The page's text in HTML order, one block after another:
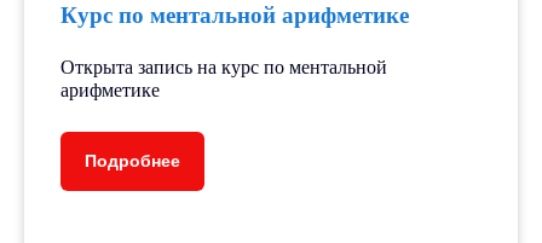
Курс по ментальной арифметике
Открыта запись на курс по ментальной
арифметике
Подробнее
ценные навыки и знания, но и
результатов на олимпиадах
и экзаменах, поступают в ВУЗы
Мы гордимся тем, что наши ученики
победителями различных